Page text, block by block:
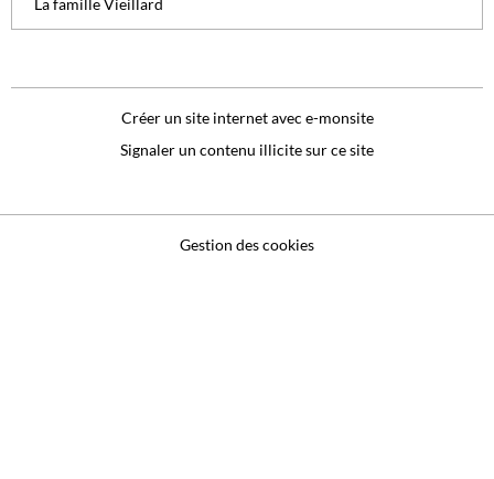
La famille Vieillard
Créer un site internet avec e-monsite
Signaler un contenu illicite sur ce site
Gestion des cookies